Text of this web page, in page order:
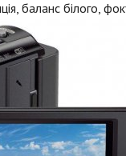
баланс білого,